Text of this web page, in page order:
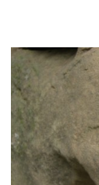
Édition de notre
Situation
Le site de Calès
Les caniveaux et
Le cirque et les